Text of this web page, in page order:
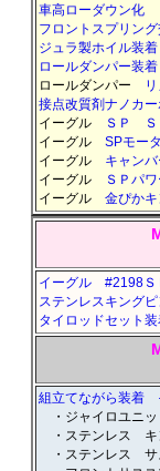
車高ローダウン化
フロントスプリン
ジュラ製ホイル装着
ロールダンパー装着
ロールダンパー
接点改質剤ナノカー
イーグル
ＳＰ Ｓ
イーグル SPモー
イーグル キャン
イーグル
ＳＰパ
イーグル 金ぴか
イーグル #2198Ｓ
ステンレスキング
タイロッドセット
組立てながら装着
・ジャイロユニッ
・ステンレス
・ステンレス サ